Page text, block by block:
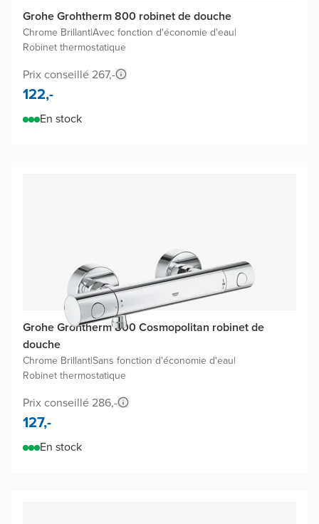
Grohe Grohtherm 800 robinet de douche
Chrome Brillant|Avec fonction d'économie d'eau|
Robinet thermostatique
Prix conseillé 267,-
122,-
En stock
Grohe Grohtherm 800 Cosmopolitan robinet de
douche
Chrome Brillant|Sans fonction d'économie d'eau|
Robinet thermostatique
Prix conseillé 286,-
127,-
En stock